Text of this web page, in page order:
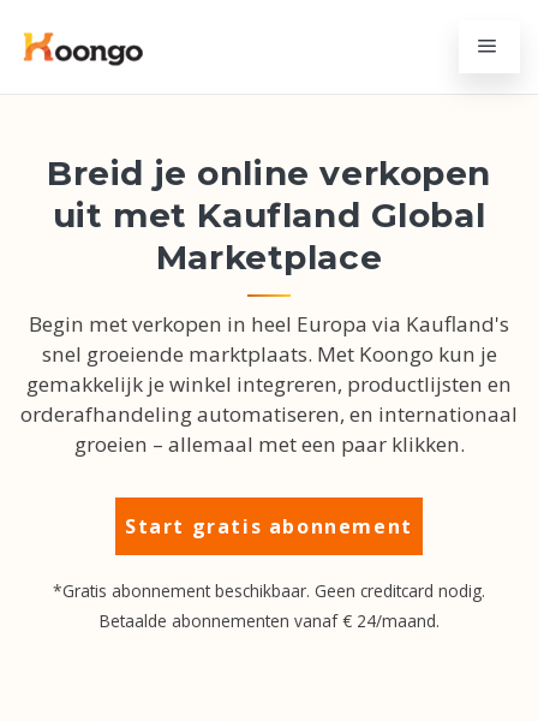
Breid je online verkopen
uit met Kaufland Global
Marketplace
Begin met verkopen in heel Europa via Kaufland's
snel groeiende marktplaats. Met Koongo kun je
gemakkelijk je winkel integreren, productlijsten en
orderafhandeling automatiseren, en internationaal
groeien – allemaal met een paar klikken.
Start gratis abonnement
*Gratis abonnement beschikbaar. Geen creditcard nodig.
Betaalde abonnementen vanaf € 24/maand.